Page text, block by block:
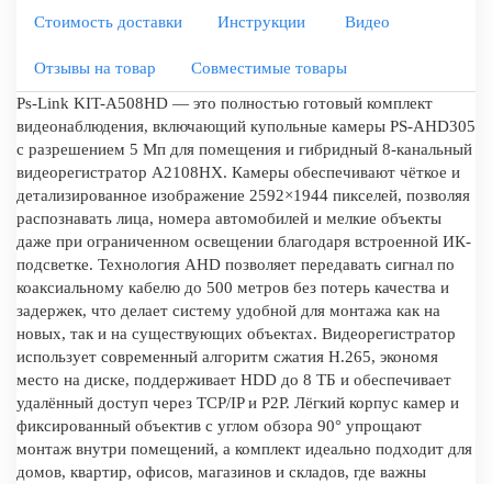
Стоимость доставки Инструкции Видео
Отзывы на товар
Совместимые товары
Ps-Link KIT-A508HD — это полностью готовый комплект
видеонаблюдения, включающий купольные камеры PS-AHD305
с разрешением 5 Мп для помещения и гибридный 8-канальный
видеорегистратор A2108HX. Камеры обеспечивают чёткое и
детализированное изображение 2592×1944 пикселей, позволяя
распознавать лица, номера автомобилей и мелкие объекты
даже при ограниченном освещении благодаря встроенной ИК-
подсветке. Технология AHD позволяет передавать сигнал по
коаксиальному кабелю до 500 метров без потерь качества и
задержек, что делает систему удобной для монтажа как на
новых, так и на существующих объектах. Видеорегистратор
использует современный алгоритм сжатия H.265, экономя
место на диске, поддерживает HDD до 8 ТБ и обеспечивает
удалённый доступ через TCP/IP и P2P. Лёгкий корпус камер и
фиксированный объектив с углом обзора 90° упрощают
монтаж внутри помещений, а комплект идеально подходит для
домов, квартир, офисов, магазинов и складов, где важны